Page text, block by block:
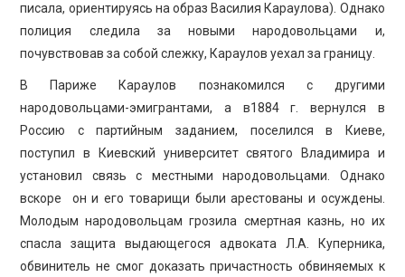
писала, ориентируясь на образ Василия Караулова). Однако
полиция следила за новыми народовольцами и,
почувствовав за собой слежку, Караулов уехал за границу.
В Париже Караулов познакомился с другими
народовольцами-эмигрантами, а в1884 г. вернулся в
Россию с партийным заданием, поселился в Киеве,
поступил в Киевский университет святого Владимира и
установил связь с местными народовольцами. Однако
вскоре он и его товарищи были арестованы и осуждены.
Молодым народовольцам грозила смертная казнь, но их
спасла защита выдающегося адвоката Л.А. Куперника,
обвинитель не смог доказать причастность обвиняемых к